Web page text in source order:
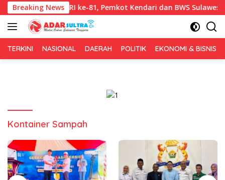
Langsung
ke
konten
Breaking News
Bersih HUT RI ke-81, Pemkot Kendari dan BWS Sulawesi IV
TERKINI NASIONAL DAERAH POLITIK EKONOMI & BISNIS
Kontainer Sampah